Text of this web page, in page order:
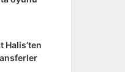
Halis’ten